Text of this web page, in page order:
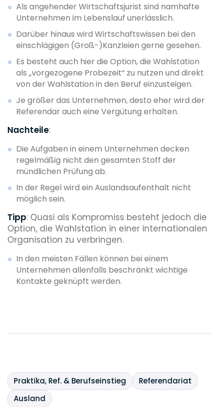
Als angehender Wirtschaftsjurist sind namhafte
Unternehmen im Lebenslauf unerlässlich.
Darüber hinaus wird Wirtschaftswissen bei den
einschlägigen (Groß-)Kanzleien gerne gesehen.
Es besteht auch hier die Option, die Wahlstation
als „vorgezogene Probezeit“ zu nutzen und direkt
von der Wahlstation in den Beruf einzusteigen.
Je größer das Unternehmen, desto eher wird der
Referendar auch eine Vergütung erhalten.
Nachteile:
Die Aufgaben in einem Unternehmen decken
regelmäßig nicht den gesamten Stoff der
mündlichen Prüfung ab.
In der Regel wird ein Auslandsaufenthalt nicht
möglich sein.
Tipp: Quasi als Kompromiss besteht jedoch die
Option, die Wahlstation in einer internationalen
Organisation zu verbringen.
In den meisten Fällen können bei einem
Unternehmen allenfalls beschränkt wichtige
Kontakte geknüpft werden.
Praktika, Ref. & Berufseinstieg
Referendariat
Ausland